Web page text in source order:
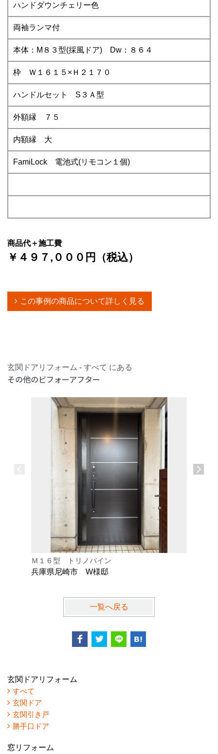
ハンドダウンチェリー色
両袖ランマ付
本体：M８３型(採風ドア) Dw：８６４
枠 Ｗ１６１５×Ｈ２１７０
ハンドルセット S３Ａ型
外額縁 ７５
内額縁 大
FamiLock 電池式(リモコン１個)
商品代＋施工費
￥４９７,０００円（税込）
この事例の商品について詳しく見る
玄関ドアリフォーム - すべて にある
その他のビフォーアフター
Ｍ１６型 トリノパイン
兵庫県尼崎市 W様邸
一覧へ戻る
玄関ドアリフォーム
すべて
玄関ドア
玄関引き戸
勝手口ドア
窓リフォーム